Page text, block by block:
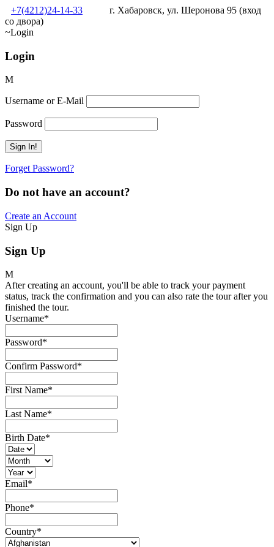
+7(4212)24-14-33
г. Хабаровск, ул. Шеронова 95 (вход
со двора)
Login
Login
Username or E-Mail
Password
Forget Password?
Do not have an account?
Create an Account
Sign Up
Sign Up
After creating an account, you'll be able to track your payment
status, track the confirmation and you can also rate the tour after you
finished the tour.
Username*
Password*
Confirm Password*
First Name*
Last Name*
Birth Date*
Email*
Phone*
Country*